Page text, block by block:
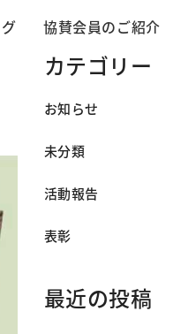
協賛会員のご紹介
カテゴリー
お知らせ
未分類
活動報告
表彰
最近の投稿